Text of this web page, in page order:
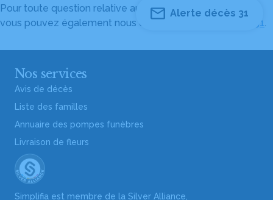
Pour toute question relative au fonctionnement du site,
vous pouvez également nous contacter au
04 82 53 51 51.
Alerte décès 31
Nos services
Avis de décès
Liste des familles
Annuaire des pompes funèbres
Livraison de fleurs
Simplifia est membre de la Silver Alliance,